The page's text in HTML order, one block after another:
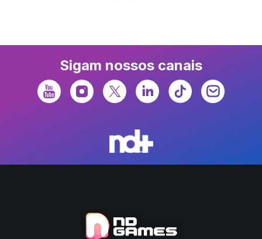
Sigam nossos canais